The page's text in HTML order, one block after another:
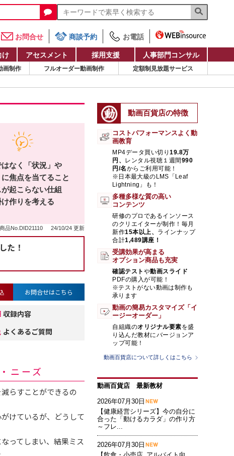
お問合せ 商談予約
お電話
け アセスメント 採用支援 人事部門コンサル
画制作 フルオーダー動画制作 定額制見放題サービス
はなく「状況」や
に焦点を当てること
起こらない仕組
作りを考える
商品No.DID21110 24/10/24 更新
た！
お問合せはこちら
収録内容
よくあるご質問
ニーズ
らすことができるの
けているが、どうして
ってしまい、結果ミス
動画百貨店の特徴
コストパフォーマンスよく動
画教育
MP4データ買い切り 19.8万
円、
レンタル視聴１週間990
円/名からご利用可能！
※日本最大級のLMS「Leaf
Lightning」も！
多種多様な質の高い
コンテンツ
研修のプロであるインソース
のクリエイターが制作！毎月
新作15本以上、 ラインナップ
合計1,489講座！
受講効果が高まる
オプション商品も充実
確認テスト や動画スライド
PDFの購入が可能！
※テストがない動画は制作も
承ります
動画の簡易カスタマイズ「イ
ージーオーダー」
自組織のオリジナル要素を盛
り込んだ教材にバージョンア
ップ可能！
動画百貨店について詳しくはこちら
動画百貨店 最新教材
2026年07月30日
【健康経営シリーズ】今の自分に
合った「動けるカラダ」の作り方
～フレ...
2026年07月30日